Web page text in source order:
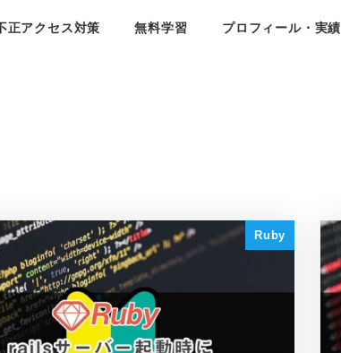
正アクセス対策 無料学習 プロフィール・実績
Ruby